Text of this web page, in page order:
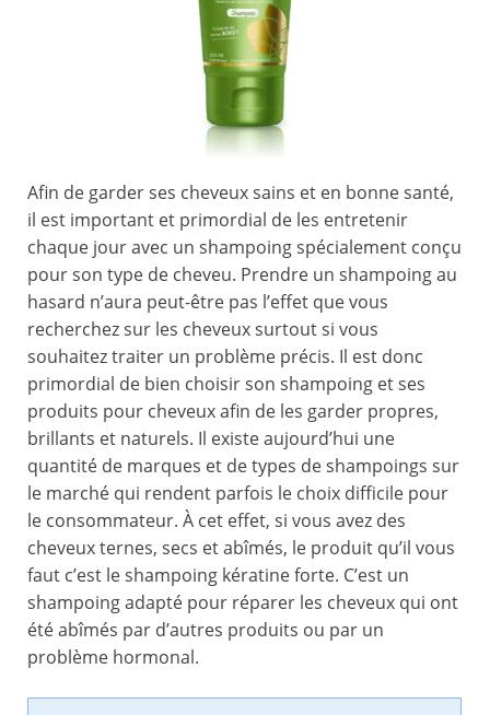
Afin de garder ses cheveux sains et en bonne santé,
il est important et primordial de les entretenir
chaque jour avec un shampoing spécialement conçu
pour son type de cheveu. Prendre un shampoing au
hasard n’aura peut-être pas l’effet que vous
recherchez sur les cheveux surtout si vous
souhaitez traiter un problème précis. Il est donc
primordial de bien choisir son shampoing et ses
produits pour cheveux afin de les garder propres,
brillants et naturels. Il existe aujourd’hui une
quantité de marques et de types de shampoings sur
le marché qui rendent parfois le choix difficile pour
le consommateur. À cet effet, si vous avez des
cheveux ternes, secs et abîmés, le produit qu’il vous
faut c’est le shampoing kératine forte. C’est un
shampoing adapté pour réparer les cheveux qui ont
été abîmés par d’autres produits ou par un
problème hormonal.